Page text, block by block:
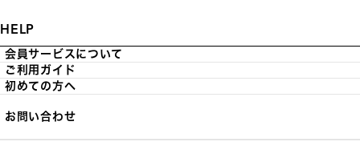
HELP
会員サービスについて
ご利用ガイド
初めての方へ
お問い合わせ